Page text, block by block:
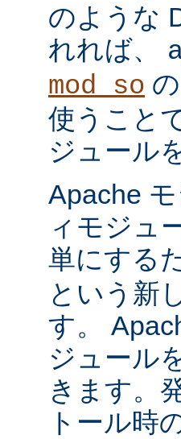
のような
れれば、
mod_so の
使うこと
ジュール
Apache
ィモジュ
単にする
という新
す。
ジュール
きます。
トール時